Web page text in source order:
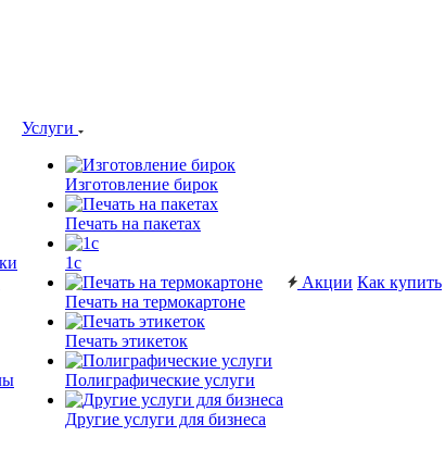
Услуги
Изготовление бирок
Печать на пакетах
1c
Печать на термокартоне
Печать этикеток
Полиграфические услуги
Другие услуги для бизнеса
Акции Как купить